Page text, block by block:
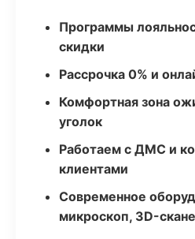
Программы
скидки
Рассрочка 0% и
Комфортная зона
уголок
Работаем с ДМС и
клиентами
Современное
микроскоп, 3D-